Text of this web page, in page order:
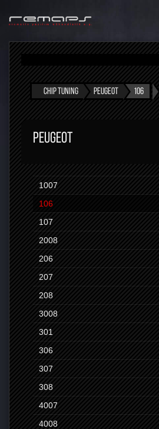
CHIP TUNING PEUGEOT 106
PEUGEOT
1007
106
107
2008
206
207
208
3008
301
306
307
308
4007
4008